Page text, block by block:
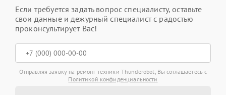
Если требуется задать вопрос специалисту, оставьте
свои данные и дежурный специалист с радостью
проконсультирует Вас!
Отправляя заявку на ремонт техники Thunderobot, Вы соглашаетесь с
Политикой конфиденциальности